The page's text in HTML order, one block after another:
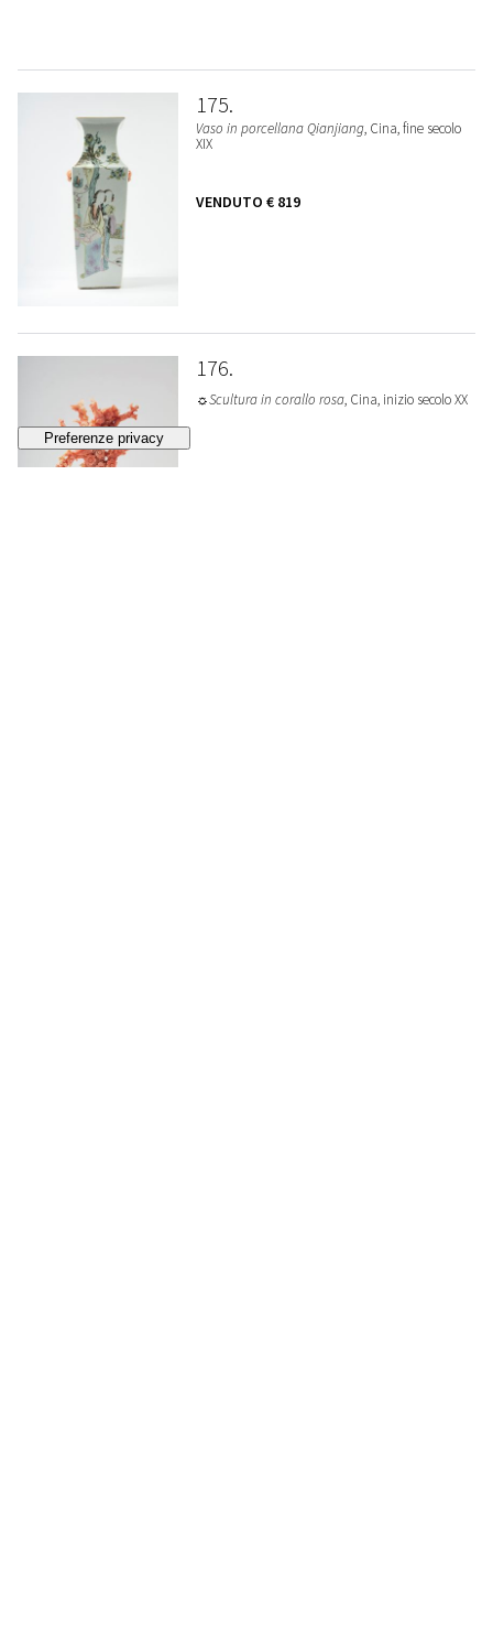
175
Vaso in porcellana Qianjiang, Cina, fine secolo
XIX
VENDUTO € 819
176
☼Scultura in corallo rosa, Cina, inizio secolo XX